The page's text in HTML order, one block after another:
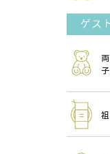
ゲス